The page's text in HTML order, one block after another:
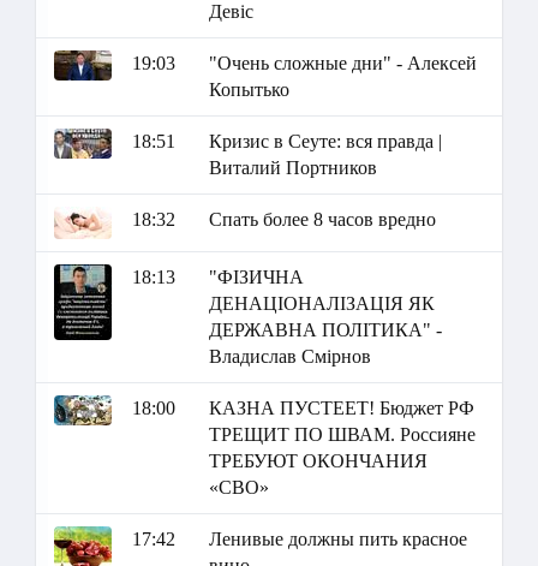
Девіс
19:03
"Очень сложные дни" - Алексей
Копытько
18:51
Кризис в Сеуте: вся правда |
Виталий Портников
18:32 Спать более 8 часов вредно
18:13
"ФІЗИЧНА
ДЕНАЦІОНАЛІЗАЦІЯ ЯК
ДЕРЖАВНА ПОЛІТИКА" -
Владислав Смірнов
18:00
КАЗНА ПУСТЕЕТ! Бюджет РФ
ТРЕЩИТ ПО ШВАМ. Россияне
ТРЕБУЮТ ОКОНЧАНИЯ
«СВО»
17:42
Ленивые должны пить красное